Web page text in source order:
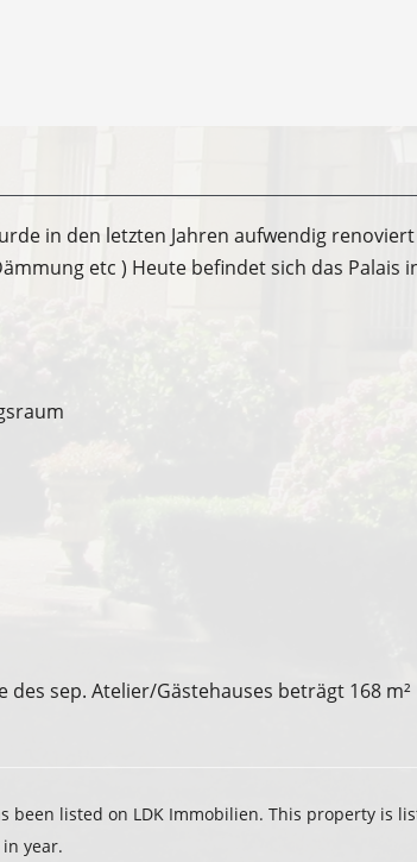
in den letzten Jahren aufwendig
etc ) Heute befindet sich das Palais
sep. Atelier/Gästehauses beträgt 168 m²
been listed on LDK Immobilien. This property is
year.